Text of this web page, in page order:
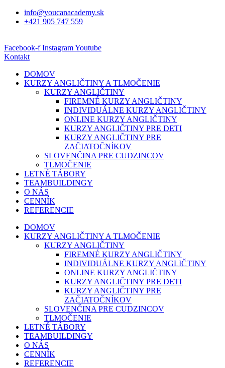
info@youcanacademy.sk
+421 905 747 559
Facebook-f InstagramYoutube
Kontakt
DOMOV
KURZY ANGLIČTINY A TLMOČENIE
KURZY ANGLIČTINY
FIREMNÉ KURZY ANGLIČTINY
INDIVIDUÁLNE KURZY ANGLIČTINY
ONLINE KURZY ANGLIČTINY
KURZY ANGLIČTINY PRE DETI
KURZY ANGLIČTINY PRE
ZAČIATOČNÍKOV
SLOVENČINA PRE CUDZINCOV
TLMOČENIE
LETNÉ TÁBORY
TEAMBUILDINGY
O NÁS
CENNÍK
REFERENCIE
DOMOV
KURZY ANGLIČTINY A TLMOČENIE
KURZY ANGLIČTINY
FIREMNÉ KURZY ANGLIČTINY
INDIVIDUÁLNE KURZY ANGLIČTINY
ONLINE KURZY ANGLIČTINY
KURZY ANGLIČTINY PRE DETI
KURZY ANGLIČTINY PRE
ZAČIATOČNÍKOV
SLOVENČINA PRE CUDZINCOV
TLMOČENIE
LETNÉ TÁBORY
TEAMBUILDINGY
O NÁS
CENNÍK
REFERENCIE